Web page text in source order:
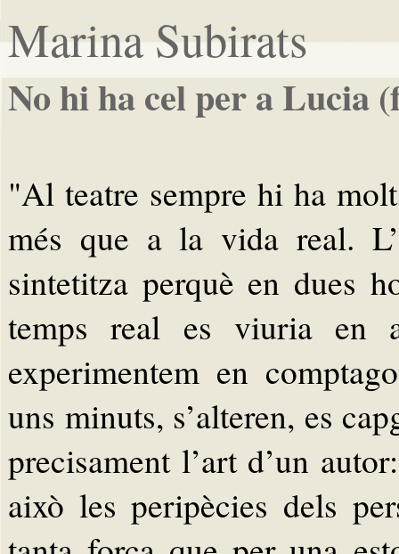
Marina Subirats
No hi ha cel per a Lucia
"Al teatre sempre hi ha
més que a la vida real.
sintetitza perquè en dues
temps real es viuria en
experimentem en
uns minuts, s’alteren, es
precisament l’art d’un
això les peripècies dels